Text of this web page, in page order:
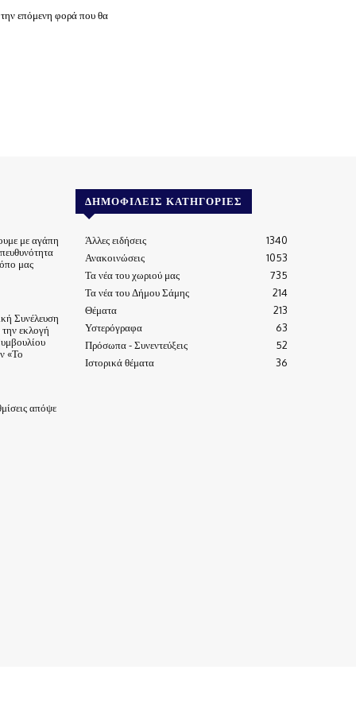
επόμενη φορά που θα
με αγάπη
μας
Συνέλευση
την εκλογή
«Το
απόψε
ΔΗΜΟΦΙΛΕΊΣ ΚΑΤΗΓΟΡΊΕΣ
Άλλες ειδήσεις
1340
Ανακοινώσεις
1053
Τα νέα του χωριού μας
735
Τα νέα του Δήμου Σάμης
214
Θέματα
213
Υστερόγραφα
63
Πρόσωπα - Συνεντεύξεις
52
Ιστορικά θέματα
36